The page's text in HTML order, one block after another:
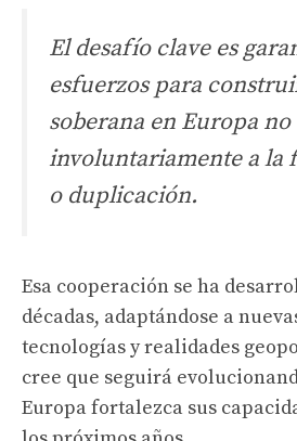
El desafío clave es
esfuerzos para
soberana en Europa
involuntariamente a la
o duplicación.
Esa cooperación se ha
décadas, adaptándose a
tecnologías y realidades
cree que seguirá
Europa fortalezca sus